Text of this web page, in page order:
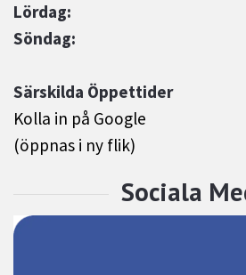
Lördag:
Söndag:
Särskilda Öppettider
Kolla in på Google
(öppnas i ny flik)